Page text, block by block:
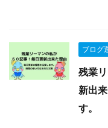
ブログ
残業
新出
す。